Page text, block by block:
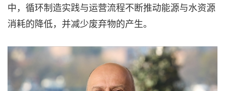
中，循环制造实践与运营流程不断推动能源与水资源
消耗的降低，并减少废弃物的产生。